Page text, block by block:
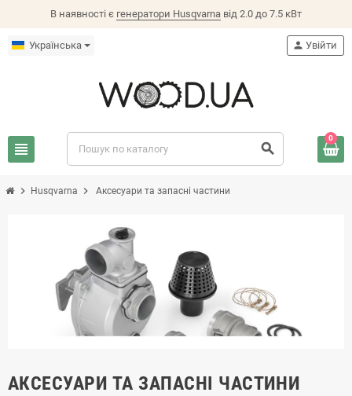
В наявності є генератори Husqvarna від 2.0 до 7.5 кВт
Українська
view_headline search
person Увійти
0
chevron_right Husqvarna chevron_right Аксесуари та запасні частини
АКСЕСУАРИ ТА ЗАПАСНІ ЧАСТИНИ